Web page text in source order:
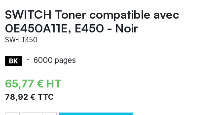
SWITCH Toner compatible avec
0E450A11E, E450 - Noir
SW-LT450
- 6000 pages
65,77 € HT
78,92 € TTC